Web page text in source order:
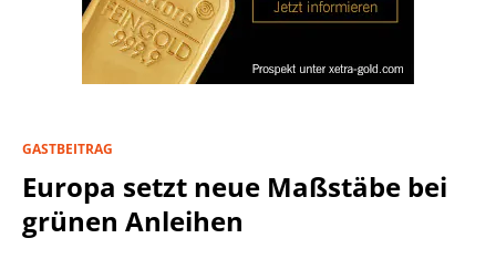
GASTBEITRAG
Europa setzt neue Maßstäbe bei
grünen Anleihen